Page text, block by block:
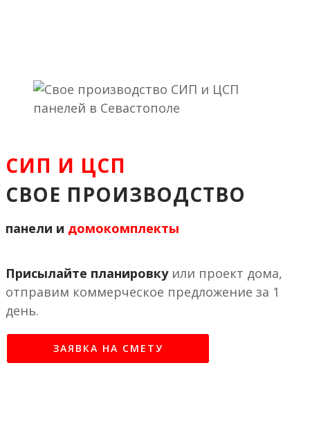
СИП И ЦСП
СВОЕ ПРОИЗВОДСТВО
панели и домокомплекты
Присылайте планировкуили проект дома,
отправим коммерческое предложение за 1
день.
ЗАЯВКА НА СМЕТУ